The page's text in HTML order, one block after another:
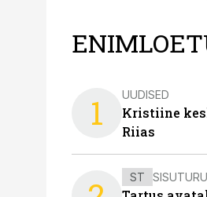
1 UUDISED
Kristiine
Riias
ST